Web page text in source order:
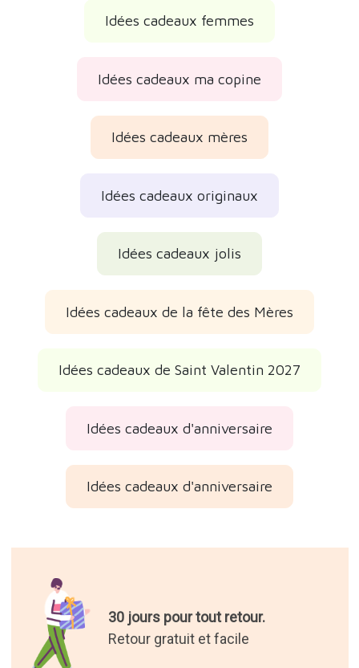
Idées cadeaux femmes
Idées cadeaux ma copine
Idées cadeaux mères
Idées cadeaux originaux
Idées cadeaux jolis
Idées cadeaux de la fête des Mères
Idées cadeaux de Saint Valentin 2027
Idées cadeaux d'anniversaire
Idées cadeaux d'anniversaire
30 jours pour tout retour.
Retour gratuit et facile